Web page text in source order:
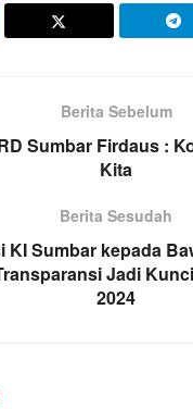
Berita Sebelum
Sumbar Firdaus :
Kita
Berita Sesudah
KI Sumbar kepada
Jadi
2024